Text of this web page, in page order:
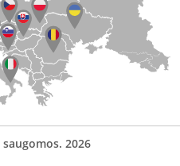
saugomos. 2026